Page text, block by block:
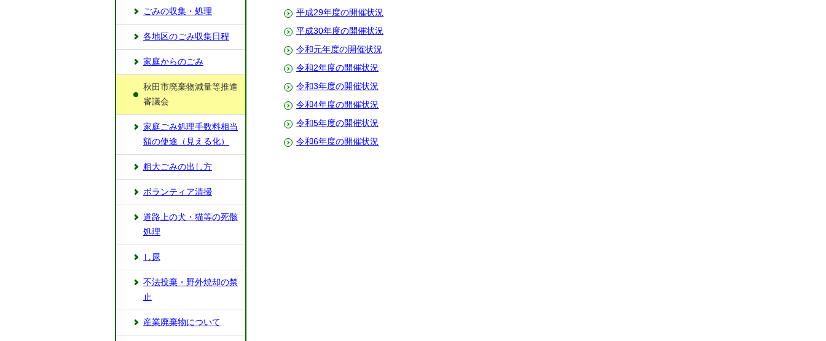
平成29年度の開催状況
平成30年度の開催状況
令和元年度の開催状況
令和2年度の開催状況
令和3年度の開催状況
令和4年度の開催状況
令和5年度の開催状況
令和6年度の開催状況
ごみの収集・処理
各地区のごみ収集日程
家庭からのごみ
秋田市廃棄物減量等推進
審議会
家庭ごみ処理手数料相当
額の使途（見える化）
粗大ごみの出し方
ボランティア清掃
道路上の犬・猫等の死骸
処理
し尿
不法投棄・野外焼却の禁
止
産業廃棄物について